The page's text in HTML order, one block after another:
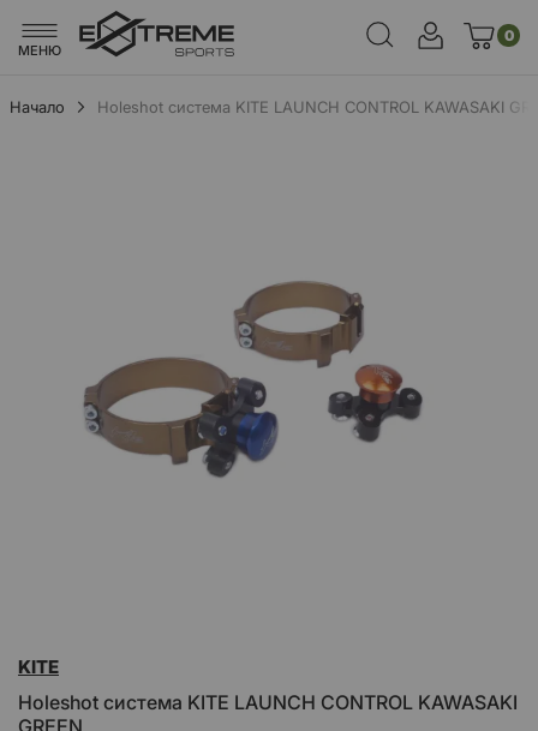
МЕНЮ
0
Начало
Holeshot система KITE LAUNCH CONTROL KAWASAKI
към
на
Holeshot система KITE LAUNCH CONTROL KAWASAKI
GREEN
KITE